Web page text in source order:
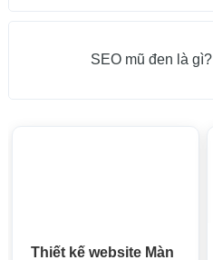
SEO mũ đen là gì?
Thiết kế website Màn